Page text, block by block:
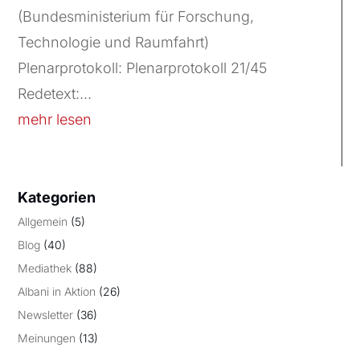
(Bundesministerium für Forschung,
Technologie und Raumfahrt)
Plenarprotokoll: Plenarprotokoll 21/45
Redetext:...
mehr lesen
Kategorien
Allgemein (5)
Blog (40)
Mediathek (88)
Albani in Aktion (26)
Newsletter (36)
Meinungen (13)